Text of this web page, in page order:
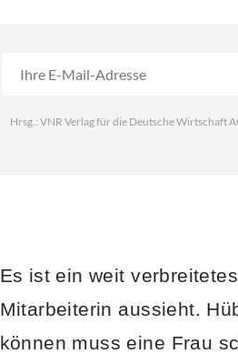
Es ist ein weit
Mitarbeiterin aussieht.
können muss eine Frau